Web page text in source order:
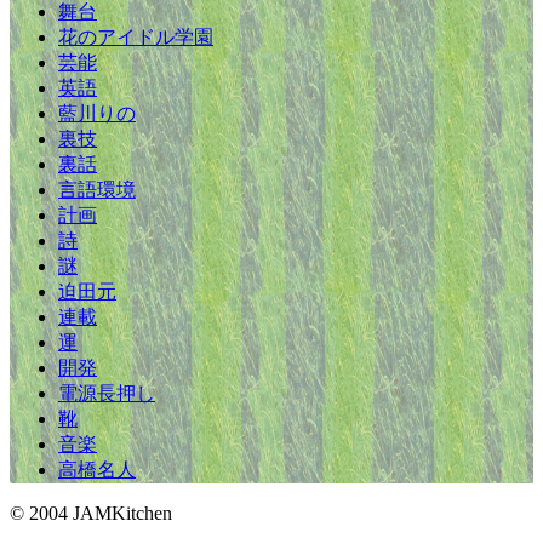
舞台
花のアイドル学園
芸能
英語
藍川りの
裏技
裏話
言語環境
計画
詩
謎
迫田元
連載
運
開発
電源長押し
靴
音楽
高橋名人
© 2004 JAMKitchen